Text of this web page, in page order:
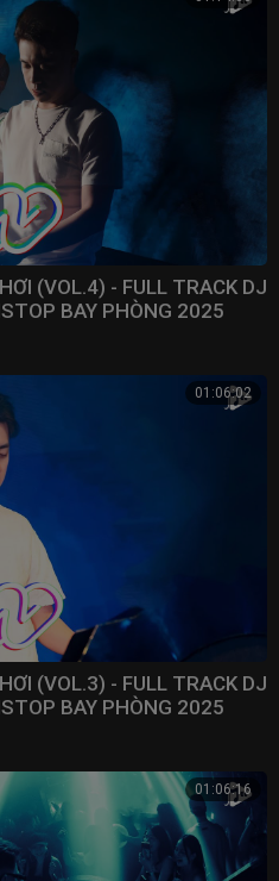
(VOL.4) - FULL TRACK DJ
BAY PHÒNG 2025
01:06:02
(VOL.3) - FULL TRACK DJ
BAY PHÒNG 2025
01:06:16